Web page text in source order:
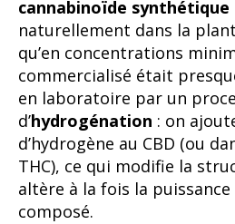
cannabinoïde synthétique
naturellement dans la
qu’en concentrations
commercialisé était
en laboratoire par un
d’hydrogénation : on
d’hydrogène au CBD (ou
THC), ce qui modifie la
altère à la fois la
composé.